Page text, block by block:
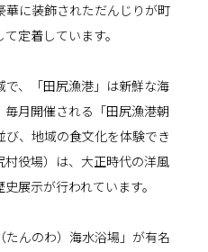
華に装飾されただんじりが町
定着しています。
、「田尻漁港」は新鮮な海
月開催される「田尻漁港朝
、地域の食文化を体験でき
村役場）は、大正時代の洋風
展示が行われています。
んのわ）海水浴場」が有名